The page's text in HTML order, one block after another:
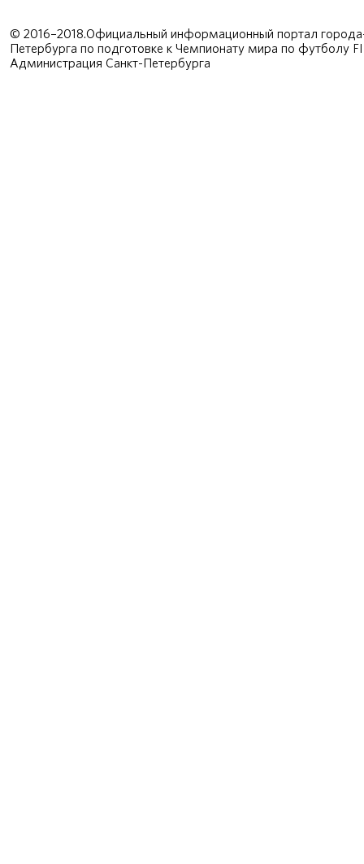
© 2016–2018.Официальный информационный портал
Петербурга по подготовке к Чемпионату мира по футболу
Администрация Санкт-Петербурга